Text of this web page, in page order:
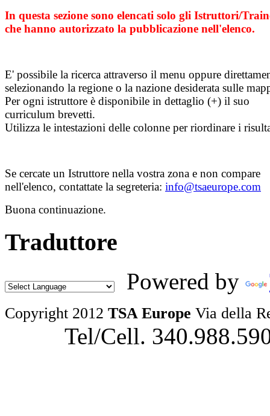
In questa sezione sono elencati solo gli Istruttori/
che hanno autorizzato la pubblicazione nell'elenco.
E' possibile la ricerca attraverso il menu oppure
selezionando la regione o la nazione desiderata sulle
Per ogni istruttore è disponibile in dettaglio (+) il suo
curriculum brevetti.
Utilizza le intestazioni delle colonne per riordinare i
Se cercate un Istruttore nella vostra zona e non compare
nell'elenco, contattate la segreteria: info@tsaeurope.com
Buona continuazione.
Traduttore
Powered by
Copyright 2012 TSA Europe Via della
Tel/Cell.